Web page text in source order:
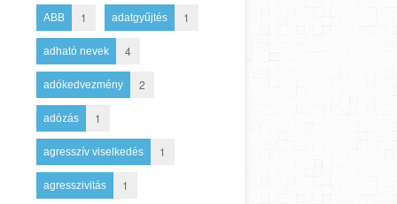
ABB 1 adatgyűjtés 1
adható nevek 4
adókedvezmény 2
adózás 1
agresszív viselkedés 1
agresszivitás 1